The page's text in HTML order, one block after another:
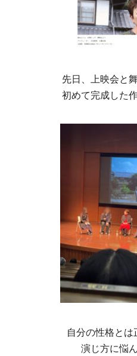
先日、上映会と
初めて完成した
自分の性格と
演じ方に悩